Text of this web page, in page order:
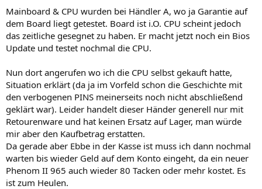
Mainboard & CPU wurden bei Händler A, wo ja Garantie auf
dem Board liegt getestet. Board ist i.O. CPU scheint jedoch
das zeitliche gesegnet zu haben. Er macht jetzt noch ein Bios
Update und testet nochmal die CPU.
Nun dort angerufen wo ich die CPU selbst gekauft hatte,
Situation erklärt (da ja im Vorfeld schon die Geschichte mit
den verbogenen PINS meinerseits noch nicht abschließend
geklärt war). Leider handelt dieser Händer generell nur mit
Retourenware und hat keinen Ersatz auf Lager, man würde
mir aber den Kaufbetrag erstatten.
Da gerade aber Ebbe in der Kasse ist muss ich dann nochmal
warten bis wieder Geld auf dem Konto eingeht, da ein neuer
Phenom II 965 auch wieder 80 Tacken oder mehr kostet. Es
ist zum Heulen.